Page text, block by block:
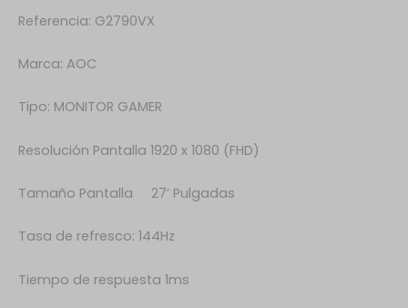
Referencia: G2790VX
Marca: AOC
Tipo: MONITOR GAMER
Resolución Pantalla 1920 x 1080 (FHD)
Tamaño Pantalla 27’ Pulgadas
Tasa de refresco: 144Hz
Tiempo de respuesta 1ms